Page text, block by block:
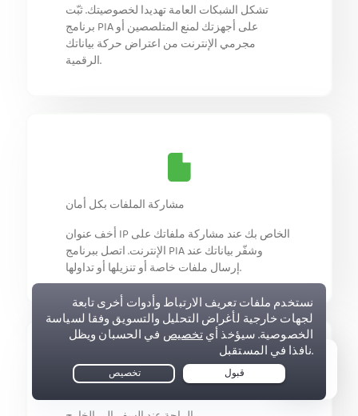
تشكل الشبكات العامة تهديدا لخصوصيتك. ثبّت
برنامج PIA على أجهزتك لمنع المتلصصين أو
مجرمي الإنترنت من اعتراض حركة بياناتك
الرقمية.
مشاركة الملفات بكل أمان
أخف عنوان IP الخاص بك عند مشاركة ملفاتك على
الإنترنت. اتصل ببرنامج PIA وشفّر بياناتك عند
إرسال ملفات خاصة أو تنزيلها أو تداولها.